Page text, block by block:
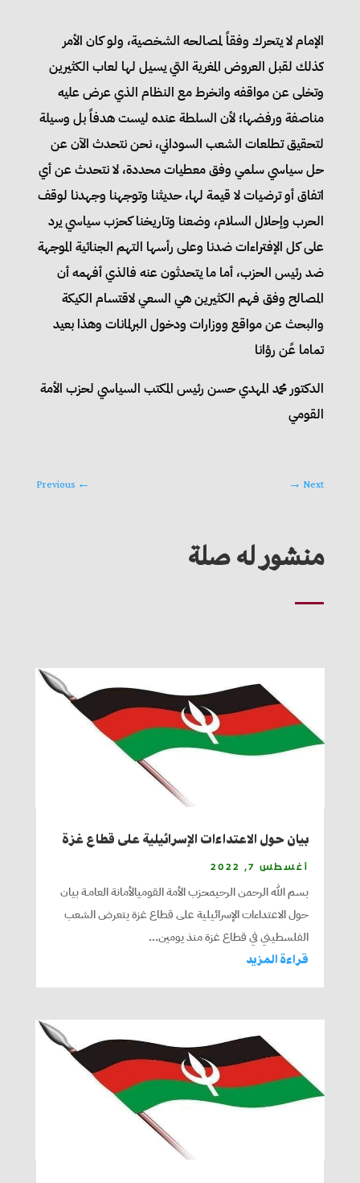
الإمام لا يتحرك وفقاً لمصالحه الشخصية، ولو كان الأمر
كذلك لقبل العروض المغرية التي يسيل لها لعاب الكثيرين
وتخلى عن مواقفه وانخرط مع النظام الذي عرض عليه
مناصفة ورفضها؛ لأن السلطة عنده ليست هدفاً بل وسيلة
لتحقيق تطلعات الشعب السوداني، نحن نتحدث الآن عن
حل سياسي سلمي وفق معطيات محددة، لا نتحدث عن أي
اتفاق أو ترضيات لا قيمة لها، حديثنا وتوجهنا وجهدنا لوقف
الحرب وإحلال السلام، وضعنا وتاريخنا كحزب سياسي يرد
على كل الإفتراءات ضدنا وعلى رأسها التهم الجنائية الموجهة
ضد رئيس الحزب، أما ما يتحدثون عنه فالذي أفهمه أن
المصالح وفق فهم الكثيرين هي السعي لاقتسام الكيكة
والبحث عن مواقع ووزارات ودخول البرلمانات وهذا بعيد
تماما عًن رؤانا
الدكتور محمد المهدي حسن رئيس المكتب السياسي لحزب الأمة
القومي
←
Previous Next
→
منشور له صلة
بيان حول الاعتداءات الإسرائيلية على قطاع غزة
أغسطس 7, 2022
بسم الله الرحمن الرحيمحزب الأمة القوميالأمانة العامـة بيان
حول الاعتداءات الإسرائيلية على قطاع غزة يتعرض الشعب
الفلسطيني في قطاع غزة منذ يومين...
قراءة المزيد